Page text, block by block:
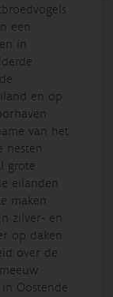
een
in
en op
van het
nesten
grote
eilanden
maken
zilver- en
op daken
over de
Oostende